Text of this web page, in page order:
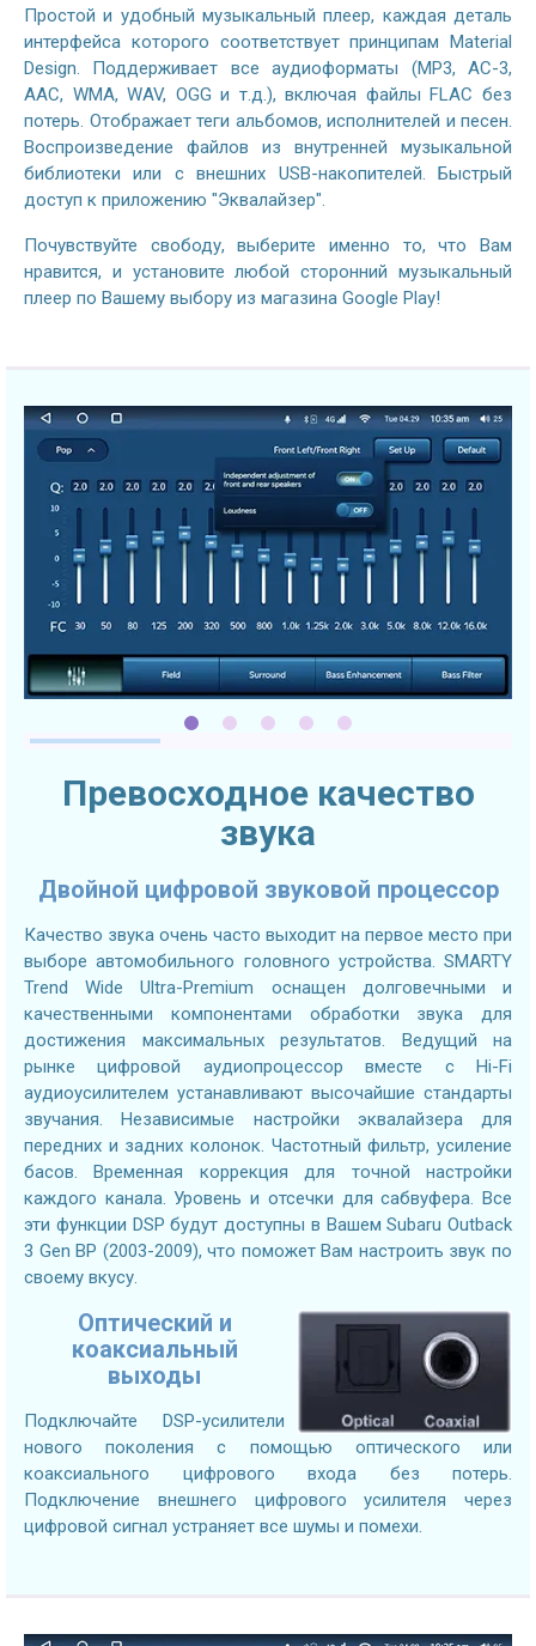
Простой и удобный музыкальный плеер, каждая деталь
интерфейса которого соответствует принципам Material
Design. Поддерживает все аудиоформаты (MP3, AC-3,
AAC, WMA, WAV, OGG и т.д.), включая файлы FLAC без
потерь. Отображает теги альбомов, исполнителей и песен.
Воспроизведение файлов из внутренней музыкальной
библиотеки или с внешних USB-накопителей. Быстрый
доступ к приложению "Эквалайзер".
Почувствуйте свободу, выберите именно то, что Вам
нравится, и установите любой сторонний музыкальный
плеер по Вашему выбору из магазина Google Play!
Превосходное качество
звука
Двойной цифровой звуковой процессор
Качество звука очень часто выходит на первое место при
выборе автомобильного головного устройства. SMARTY
Trend Wide Ultra-Premium оснащен долговечными и
качественными компонентами обработки звука для
достижения максимальных результатов. Ведущий на
рынке цифровой аудиопроцессор вместе с Hi-Fi
аудиоусилителем устанавливают высочайшие стандарты
звучания. Независимые настройки эквалайзера для
передних и задних колонок. Частотный фильтр, усиление
басов. Временная коррекция для точной настройки
каждого канала. Уровень и отсечки для сабвуфера. Все
эти функции DSP будут доступны в Вашем Subaru Outback
3 Gen BP (2003-2009), что поможет Вам настроить звук по
своему вкусу.
Оптический и
коаксиальный
выходы
Подключайте DSP-усилители
нового поколения с помощью оптического или
коаксиального цифрового входа без потерь.
Подключение внешнего цифрового усилителя через
цифровой сигнал устраняет все шумы и помехи.